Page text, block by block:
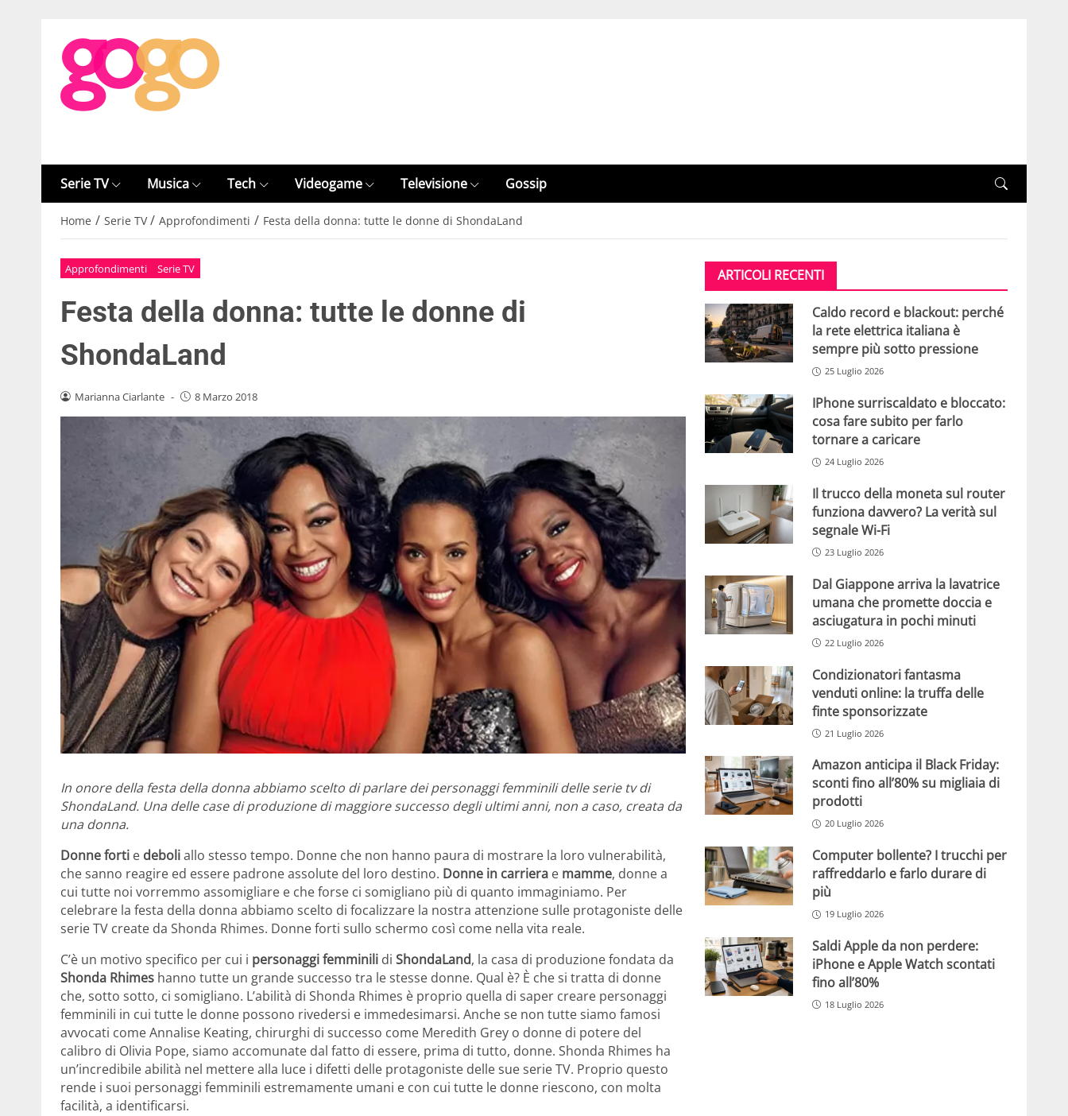
Serie TV Musica Tech Videogame Televisione Gossip
Home / Serie TV / Approfondimenti / Festa della donna: tutte le donne di ShondaLand
Approfondimenti Serie TV
Festa della donna: tutte le donne di
ShondaLand
Marianna Ciarlante - 8 Marzo 2018
In onore della festa della donna abbiamo scelto di parlare dei personaggi femminili delle serie tv di
ShondaLand. Una delle case di produzione di maggiore successo degli ultimi anni, non a caso, creata da
una donna.
Donne forti e deboliallo stesso tempo. Donne che non hanno paura di mostrare la loro vulnerabilità,
che sanno reagire ed essere padrone assolute del loro destino. Donne in carriera e mamme, donne a
cui tutte noi vorremmo assomigliare e che forse ci somigliano più di quanto immaginiamo. Per
celebrare la festa della donna abbiamo scelto di focalizzare la nostra attenzione sulle protagoniste delle
serie TV create da Shonda Rhimes. Donne forti sullo schermo così come nella vita reale.
C’è un motivo specifico per cui i personaggi femminili di ShondaLand, la casa di produzione fondata da
Shonda Rhimes hanno tutte un grande successo tra le stesse donne. Qual è? È che si tratta di donne
che, sotto sotto, ci somigliano. L’abilità di Shonda Rhimes è proprio quella di saper creare personaggi
femminili in cui tutte le donne possono rivedersi e immedesimarsi. Anche se non tutte siamo famosi
avvocati come Annalise Keating, chirurghi di successo come Meredith Grey o donne di potere del
calibro di Olivia Pope, siamo accomunate dal fatto di essere, prima di tutto, donne. Shonda Rhimes ha
un’incredibile abilità nel mettere alla luce i difetti delle protagoniste delle sue serie TV. Proprio questo
rende i suoi personaggi femminili estremamente umani e con cui tutte le donne riescono, con molta
facilità, a identificarsi.
ARTICOLI RECENTI
Caldo record e blackout: perché
la rete elettrica italiana è
sempre più sotto pressione
25 Luglio 2026
IPhone surriscaldato e bloccato:
cosa fare subito per farlo
tornare a caricare
24 Luglio 2026
Il trucco della moneta sul router
funziona davvero? La verità sul
segnale Wi-Fi
23 Luglio 2026
Dal Giappone arriva la lavatrice
umana che promette doccia e
asciugatura in pochi minuti
22 Luglio 2026
Condizionatori fantasma
venduti online: la truffa delle
finte sponsorizzate
21 Luglio 2026
Amazon anticipa il Black Friday:
sconti fino all’80% su migliaia di
prodotti
20 Luglio 2026
Computer bollente? I trucchi per
raffreddarlo e farlo durare di
più
19 Luglio 2026
Saldi Apple da non perdere:
iPhone e Apple Watch scontati
fino all’80%
18 Luglio 2026